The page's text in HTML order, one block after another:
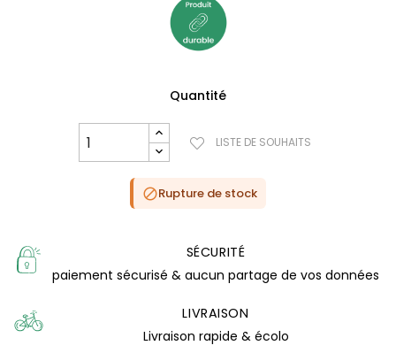
Quantité
LISTE DE SOUHAITS
Rupture de stock
SÉCURITÉ
paiement sécurisé & aucun partage de vos données
LIVRAISON
Livraison rapide & écolo